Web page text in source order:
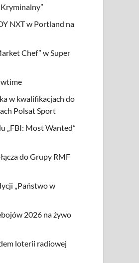
NXT w Portland na
Chef” w Super
w kwalifikacjach do
Polsat Sport
„FBI: Most Wanted”
do Grupy RMF
„Państwo w
2026 na żywo
loterii radiowej